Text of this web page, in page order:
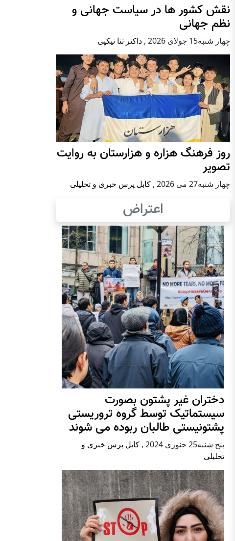
نقش کشور ها در سیاست جهانی و
نظم جهانی
چهار شنبه15 جولای 2026 , داکتر ثنا نیکپی
روز فرهنگ هزاره و هزارستان به روایت
تصویر
چهار شنبه27 می 2026 , کابل پرس خبری و تحلیلی
اعتراض
دختران غیر پشتون بصورت
سیستماتیک توسط گروه تروریستی
پشتونیستی طالبان ربوده می شوند
پنج شنبه25 جنوری 2024 , کابل پرس خبری و
تحلیلی